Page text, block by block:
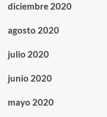
diciembre 2020
agosto 2020
julio 2020
junio 2020
mayo 2020